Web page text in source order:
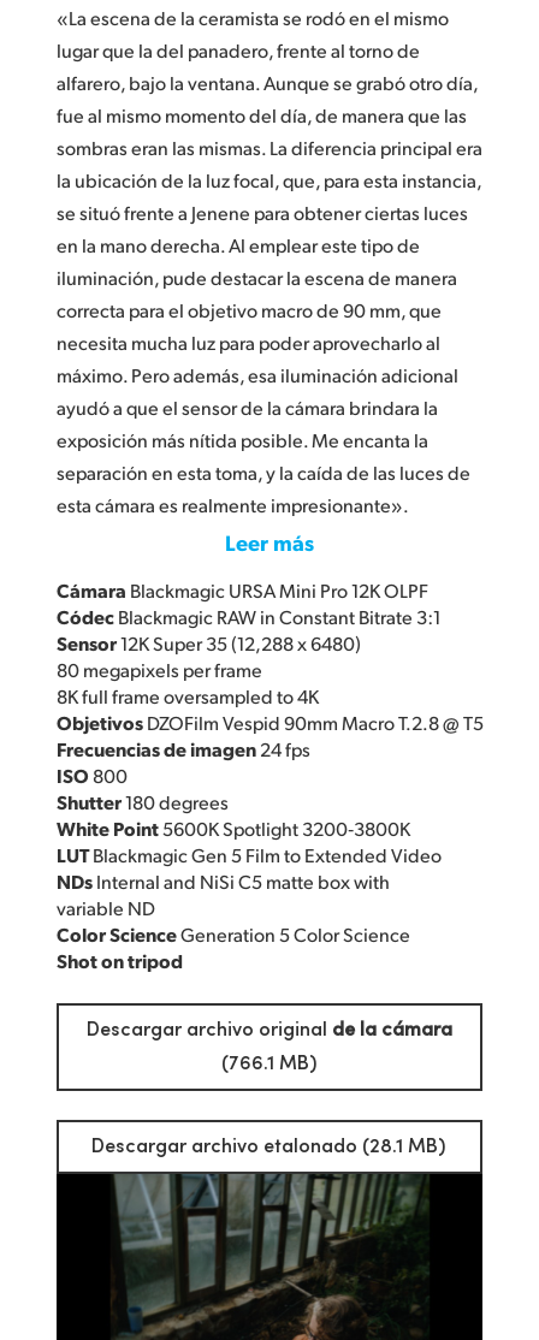
«La escena de la ceramista se rodó en el mismo
lugar que la del panadero, frente al torno de
alfarero, bajo la ventana. Aunque se grabó otro día,
fue al mismo momento del día, de manera que las
sombras eran las mismas. La diferencia principal era
la ubicación de la luz focal, que, para esta instancia,
se situó frente a Jenene para obtener ciertas luces
en la mano derecha. Al emplear este tipo de
iluminación, pude destacar la escena de manera
correcta para el objetivo macro de 90 mm, que
necesita mucha luz para poder aprovecharlo al
máximo. Pero además, esa iluminación adicional
ayudó a que el sensor de la cámara brindara la
exposición más nítida posible. Me encanta la
separación en esta toma, y la caída de las luces de
esta cámara es realmente impresionante».
Leer más
Cámara Blackmagic URSA Mini Pro 12K OLPF
CódecBlackmagic RAW in Constant Bitrate 3:1
Sensor12K Super 35 (12,288 x 6480)
80 megapixels per frame
8K full frame oversampled to 4K
ObjetivosDZOFilm Vespid 90mm Macro T.2.8 @ T5
Frecuencias de imagen24 fps
ISO 800
Shutter180 degrees
White Point5600K Spotlight 3200‑3800K
LUTBlackmagic Gen 5 Film to Extended Video
NDsInternal and NiSi C5 matte box with
variable ND
Color ScienceGeneration 5 Color Science
Shot on tripod
Descargar archivo original de la cámara
(766.1 MB)
Descargar archivo etalonado (28.1 MB)